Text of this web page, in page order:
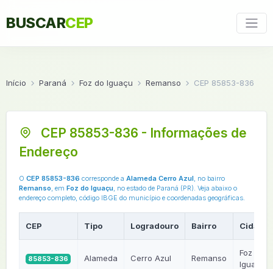
BUSCARCEP
Início Paraná Foz do Iguaçu Remanso CEP 85853-836
CEP 85853-836 - Informações de
Endereço
O CEP 85853-836 corresponde a Alameda Cerro Azul, no bairro
Remanso, em Foz do Iguaçu, no estado de Paraná (PR). Veja abaixo o
endereço completo, código IBGE do município e coordenadas geográficas.
CEP Tipo Logradouro Bairro Cidade
85853-836 Alameda Cerro Azul Remanso
Foz do
Iguaçu